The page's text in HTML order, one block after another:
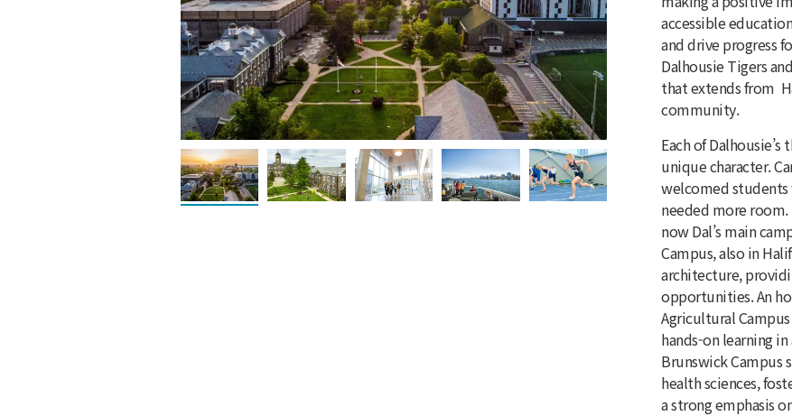
accessible
and drive progress
Dalhousie Tigers
that extends from
community.
Each of
unique character.
welcomed
needed more
now Dal’s main
Campus, also in
architecture,
opportunities. An
Agricultural
hands-on learning
Brunswick Campus
health sciences,
a strong emphasis